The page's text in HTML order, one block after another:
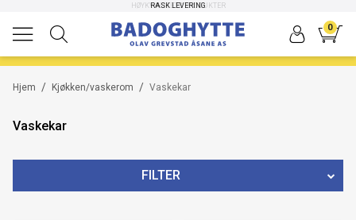
RASK LEVERING
HØYKVALITETS PRODUKTER
0
/
Hjem /
Kjøkken/vaskerom Vaskekar
Vaskekar
FILTER